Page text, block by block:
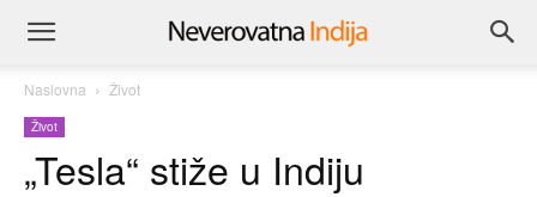
Naslovna Život
Život
„Tesla“ stiže u Indiju